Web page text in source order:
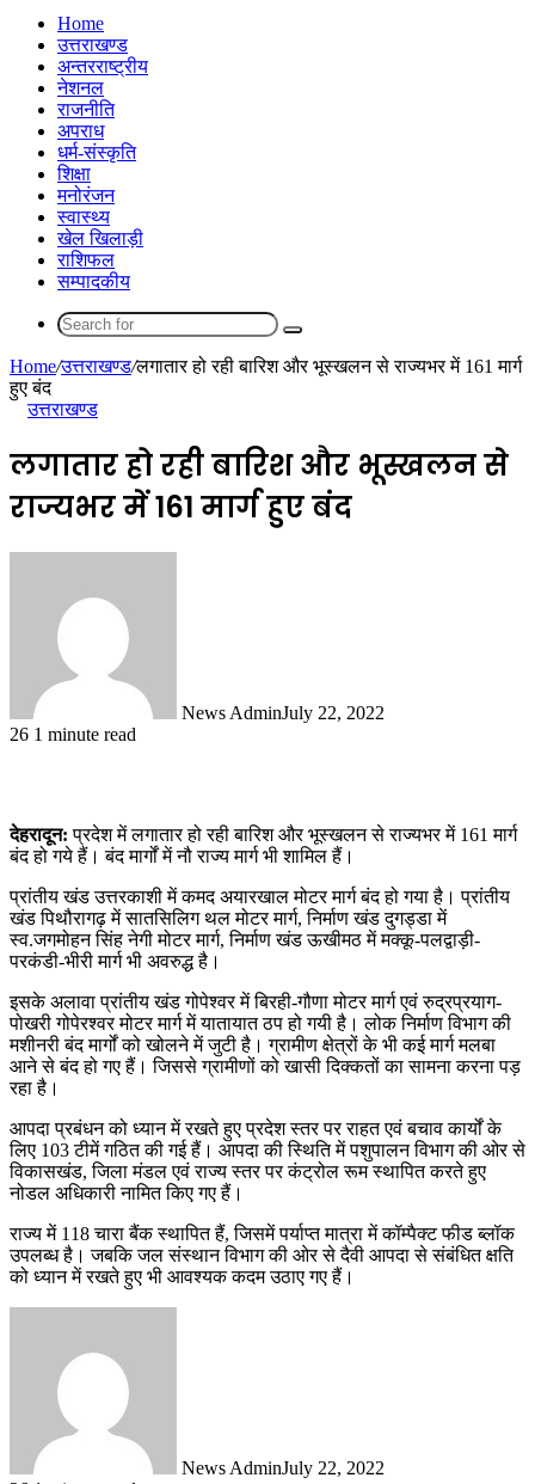
Home
उत्तराखण्ड
अन्तरराष्ट्रीय
नेशनल
राजनीति
अपराध
धर्म-संस्कृति
शिक्षा
मनोरंजन
स्वास्थ्य
खेल खिलाड़ी
राशिफल
सम्पादकीय
Search
for
Home/उत्तराखण्ड/लगातार हो रही बारिश और भूस्खलन से राज्यभर में 161 मार्ग
हुए बंद
उत्तराखण्ड
लगातार हो रही बारिश और भूस्खलन से
राज्यभर में 161 मार्ग हुए बंद
News AdminJuly 22, 2022
26 1 minute read
देहरादून: प्रदेश में लगातार हो रही बारिश और भूस्खलन से राज्यभर में 161 मार्ग
बंद हो गये हैं। बंद मार्गों में नौ राज्य मार्ग भी शामिल हैं।
प्रांतीय खंड उत्तरकाशी में कमद अयारखाल मोटर मार्ग बंद हो गया है। प्रांतीय
खंड पिथौरागढ़ में सातसिलिग थल मोटर मार्ग, निर्माण खंड दुगड्डा में
स्व.जगमोहन सिंह नेगी मोटर मार्ग, निर्माण खंड ऊखीमठ में मक्कू-पलद्वाड़ी-
परकंडी-भीरी मार्ग भी अवरुद्ध है।
इसके अलावा प्रांतीय खंड गोपेश्वर में बिरही-गौणा मोटर मार्ग एवं रुद्रप्रयाग-
पोखरी गोपेरश्वर मोटर मार्ग में यातायात ठप हो गयी है। लोक निर्माण विभाग की
मशीनरी बंद मार्गों को खोलने में जुटी है। ग्रामीण क्षेत्रों के भी कई मार्ग मलबा
आने से बंद हो गए हैं। जिससे ग्रामीणों को खासी दिक्कतों का सामना करना पड़
रहा है।
आपदा प्रबंधन को ध्यान में रखते हुए प्रदेश स्तर पर राहत एवं बचाव कार्यों के
लिए 103 टीमें गठित की गई हैं। आपदा की स्थिति में पशुपालन विभाग की ओर से
विकासखंड, जिला मंडल एवं राज्य स्तर पर कंट्रोल रूम स्थापित करते हुए
नोडल अधिकारी नामित किए गए हैं।
राज्य में 118 चारा बैंक स्थापित हैं, जिसमें पर्याप्त मात्रा में कॉम्पैक्ट फीड ब्लॉक
उपलब्ध है। जबकि जल संस्थान विभाग की ओर से दैवी आपदा से संबंधित क्षति
को ध्यान में रखते हुए भी आवश्यक कदम उठाए गए हैं।
News AdminJuly 22, 2022